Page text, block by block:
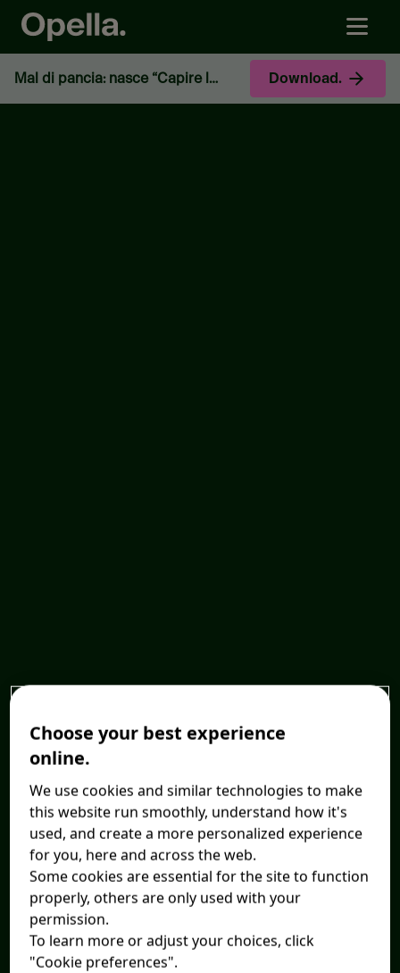
Mal di pancia: nasce “Capire la Pancia” per il self-care consapevole Download.
Choose your best experience
online.
We use cookies and similar technologies to make
this website run smoothly, understand how it's
used, and create a more personalized experience
for you, here and across the web.
Some cookies are essential for the site to function
properly, others are only used with your
permission.
To learn more or adjust your choices, click
"Cookie preferences".